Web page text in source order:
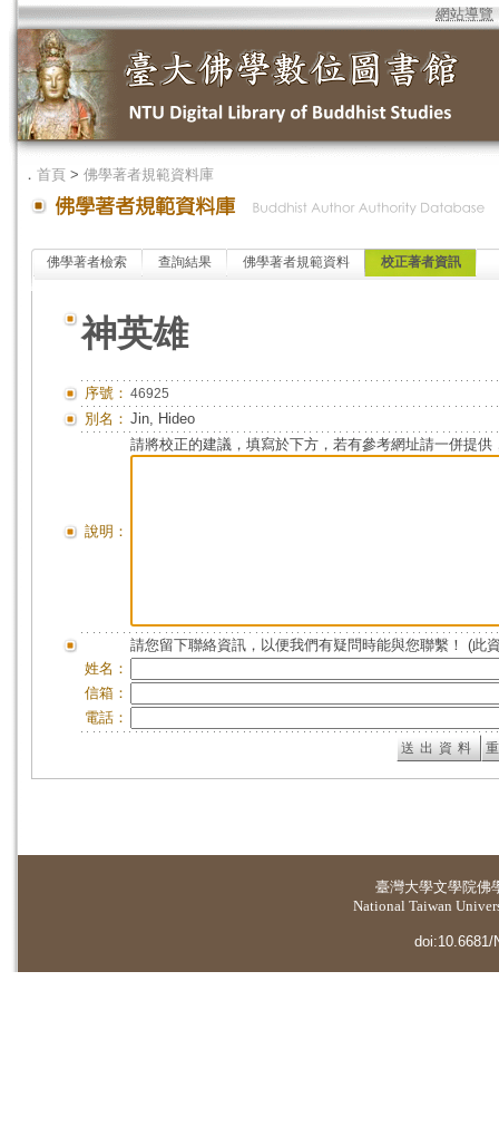
網站導覽
． 首頁 > 佛學著者規範資料庫
佛學著者檢索 查詢結果 佛學著者規範資料 校正著者資訊
神英雄
序號： 46925
別名： Jin, Hideo
說明：
請將校正的建議，填寫於下方，若有參考網址請一併提供
請您留下聯絡資訊，以便我們有疑問時能與您聯繫！ (此
姓名：
信箱：
電話：
臺灣大學文學院佛
National Taiwan
doi:10.6681/